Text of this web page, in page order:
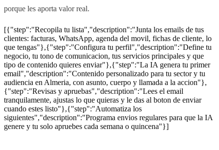
porque les aporta valor real.
[{"step":"Recopila tu lista","description":"Junta los emails de tus
clientes: facturas, WhatsApp, agenda del movil, fichas de cliente, lo
que tengas"},{"step":"Configura tu perfil","description":"Define tu
negocio, tu tono de comunicacion, tus servicios principales y que
tipo de contenido quieres enviar"},{"step":"La IA genera tu primer
email","description":"Contenido personalizado para tu sector y tu
audiencia en Almeria, con asunto, cuerpo y llamada a la accion"},
{"step":"Revisas y apruebas","description":"Lees el email
tranquilamente, ajustas lo que quieras y le das al boton de enviar
cuando estes listo"},{"step":"Automatiza los
siguientes","description":"Programa envios regulares para que la IA
genere y tu solo apruebes cada semana o quincena"}]